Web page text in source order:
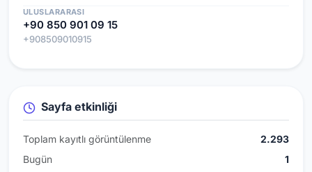
ULUSLARARASI
+90 850 901 09 15
+908509010915
Sayfa etkinliği
Toplam kayıtlı görüntülenme
2.293
Bugün
1